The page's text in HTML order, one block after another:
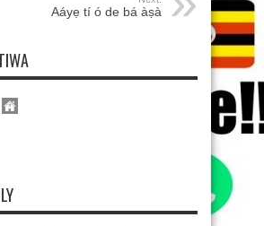
Aáyẹ tí ó de bá àṣà